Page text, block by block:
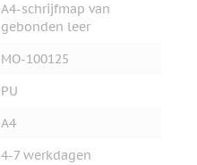
A4-schrijfmap van
gebonden leer
MO-100125
PU
A4
4-7 werkdagen